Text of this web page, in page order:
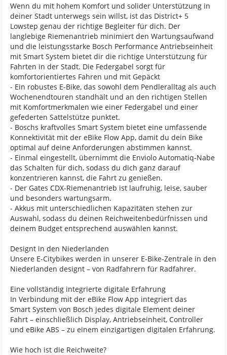
Wenn du mit hohem Komfort und solider Unterstützung in
deiner Stadt unterwegs sein willst, ist das District+ 5
Lowstep genau der richtige Begleiter für dich. Der
langlebige Riemenantrieb minimiert den Wartungsaufwand
und die leistungsstarke Bosch Performance Antriebseinheit
mit Smart System bietet dir die richtige Unterstützung für
Fahrten in der Stadt. Die Federgabel sorgt für
komfortorientiertes Fahren und mit Gepäckt
- Ein robustes E-Bike, das sowohl dem Pendleralltag als auch
Wochenendtouren standhält und an den richtigen Stellen
mit Komfortmerkmalen wie einer Federgabel und einer
gefederten Sattelstütze punktet.
- Boschs kraftvolles Smart System bietet eine umfassende
Konnektivität mit der eBike Flow App, damit du dein Bike
optimal auf deine Anforderungen abstimmen kannst.
- Einmal eingestellt, übernimmt die Enviolo Automatiq-Nabe
das Schalten für dich, sodass du dich ganz darauf
konzentrieren kannst, die Fahrt zu genießen.
- Der Gates CDX-Riemenantrieb ist laufruhig, leise, sauber
und besonders wartungsarm.
- Akkus mit unterschiedlichen Kapazitäten stehen zur
Auswahl, sodass du deinen Reichweitenbedürfnissen und
deinem Budget entsprechend auswählen kannst.
Designt in den Niederlanden
Unsere E-Citybikes werden in unserer E-Bike-Zentrale in den
Niederlanden designt – von Radfahrern für Radfahrer.
Eine vollständig integrierte digitale Erfahrung
In Verbindung mit der eBike Flow App integriert das
Smart System von Bosch jedes digitale Element deiner
Fahrt – einschließlich Display, Antriebseinheit, Controller
und eBike ABS – zu einem einzigartigen digitalen Erfahrung.
Wie hoch ist die Reichweite?